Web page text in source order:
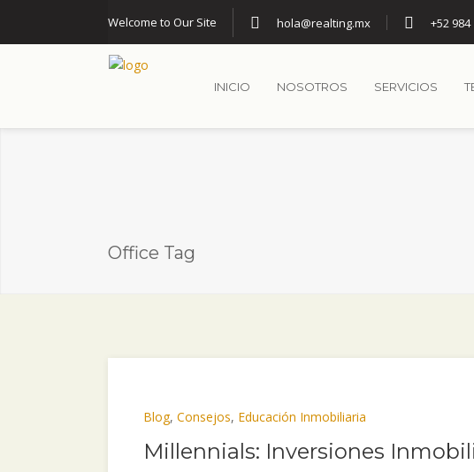
Welcome to Our Site hola@realting.mx +52 984
INICIO NOSOTROS SERVICIOS
Office Tag
Blog, Consejos, Educación Inmobiliaria
Millennials: Inversiones